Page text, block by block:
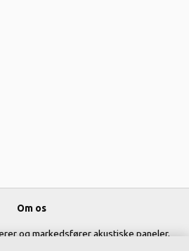
Om os
og markedsfører akustiske paneler,